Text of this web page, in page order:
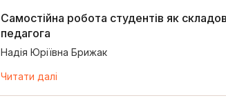
Самостійна робота студентів як
педагога
Надія Юріївна Брижак
Читати далі